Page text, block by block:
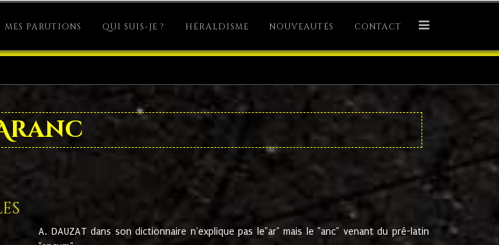
MES PARUTIONS QUI SUIS-JE ? HÉRALDISME NOUVEAUTÉS CONTACT
A. DAUZAT dans son dictionnaire n'explique pas le"ar" mais le "anc" venant du pré-latin